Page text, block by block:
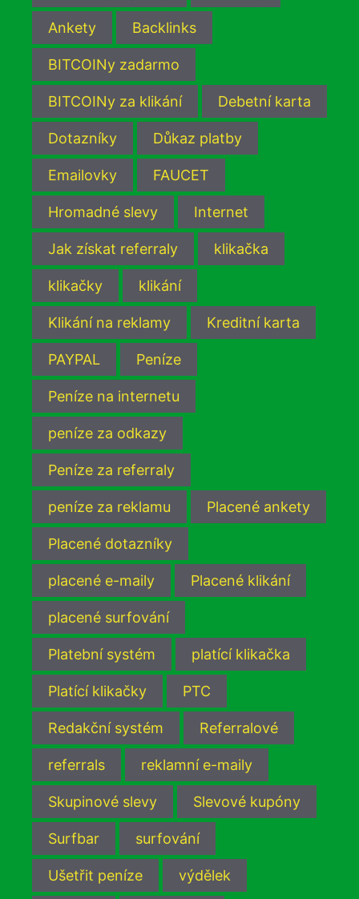
Ankety Backlinks
BITCOINy zadarmo
BITCOINy za klikání Debetní karta
Dotazníky Důkaz platby
Emailovky FAUCET
Hromadné slevy Internet
Jak získat referraly klikačka
klikačky klikání
Klikání na reklamy Kreditní karta
PAYPAL Peníze
Peníze na internetu
peníze za odkazy
Peníze za referraly
peníze za reklamu Placené ankety
Placené dotazníky
placené e-maily Placené klikání
placené surfování
Platební systém platící klikačka
Platící klikačky PTC
Redakční systém Referralové
referrals reklamní e-maily
Skupinové slevy Slevové kupóny
Surfbar surfování
Ušetřit peníze výdělek